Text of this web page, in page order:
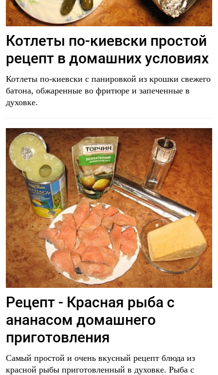
Котлеты по-киевски простой
рецепт в домашних условиях
Котлеты по-киевски с панировкой из крошки свежего
батона, обжаренные во фритюре и запеченные в
духовке.
Рецепт - Красная рыба с
ананасом домашнего
приготовления
Самый простой и очень вкусный рецепт блюда из
красной рыбы приготовленный в духовке. Рыба с